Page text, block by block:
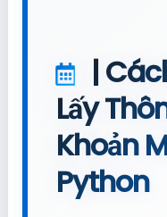
|
Lấy
Khoản
Python